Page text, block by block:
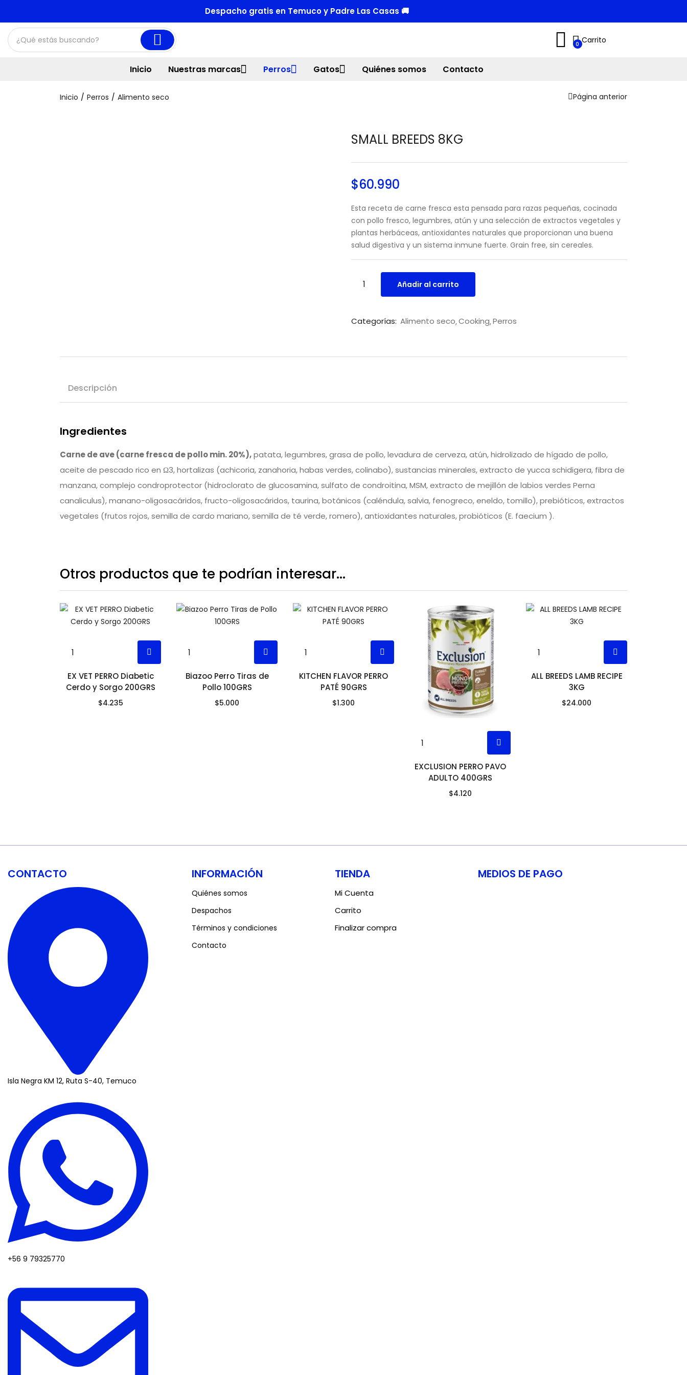
Despacho gratis en Temuco y Padre Las Casas 🚚
0 Carrito
Inicio Nuestras marcas Perros Gatos Quiénes somos Contacto
Inicio Perros Alimento seco Página anterior
SMALL BREEDS 8KG
$60.990
Esta receta de carne fresca esta pensada para razas pequeñas, cocinada
con pollo fresco, legumbres, atún y una selección de extractos vegetales y
plantas herbáceas, antioxidantes naturales que proporcionan una buena
salud digestiva y un sistema inmune fuerte. Grain free, sin cereales.
Añadir al carrito
Categorías: Alimento seco Cooking Perros
Descripción
Ingredientes
Carne de ave (carne fresca de pollo min. 20%),patata, legumbres, grasa de pollo, levadura de cerveza, atún, hidrolizado de hígado de pollo,
aceite de pescado rico en Ω3, hortalizas (achicoria, zanahoria, habas verdes, colinabo), sustancias minerales, extracto de yucca schidigera, fibra de
manzana, complejo condroprotector (hidroclorato de glucosamina, sulfato de condroitina, MSM, extracto de mejillón de labios verdes Perna
canaliculus), manano-oligosacáridos, fructo-oligosacáridos, taurina, botánicos (caléndula, salvia, fenogreco, eneldo, tomillo), prebióticos, extractos
vegetales (frutos rojos, semilla de cardo mariano, semilla de té verde, romero), antioxidantes naturales, probióticos (E. faecium ).
Otros productos que te podrían interesar...
EX VET PERRO Diabetic
Cerdo y Sorgo 200GRS
$4.235
Biazoo Perro Tiras de
Pollo 100GRS
$5.000
KITCHEN FLAVOR PERRO
PATÉ 90GRS
$1.300
EXCLUSION PERRO PAVO
ADULTO 400GRS
$4.120
ALL BREEDS LAMB RECIPE
3KG
$24.000
CONTACTO
Isla Negra KM 12, Ruta S-40, Temuco
+56 9 79325770
INFORMACIÓN
Quiénes somos
Despachos
Términos y condiciones
Contacto
TIENDA
Mi Cuenta
Carrito
Finalizar compra
MEDIOS DE PAGO